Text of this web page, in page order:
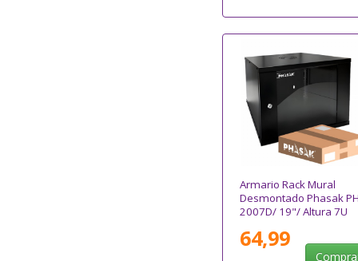
Armario Rack Mural
Desmontado Phasak
2007D/ 19"/ Altura 7U
64,99